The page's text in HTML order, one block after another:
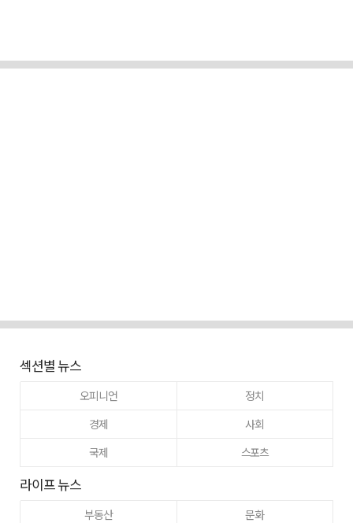
섹션별 뉴스
오피니언
정치
경제
사회
국제
스포츠
라이프 뉴스
부동산
문화